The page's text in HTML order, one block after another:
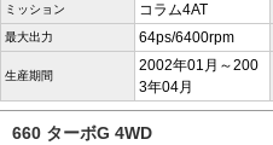
ミッション コラム4AT
最大出力 64ps/6400rpm
生産期間
2002年01月～200
3年04月
660 ターボG 4WD